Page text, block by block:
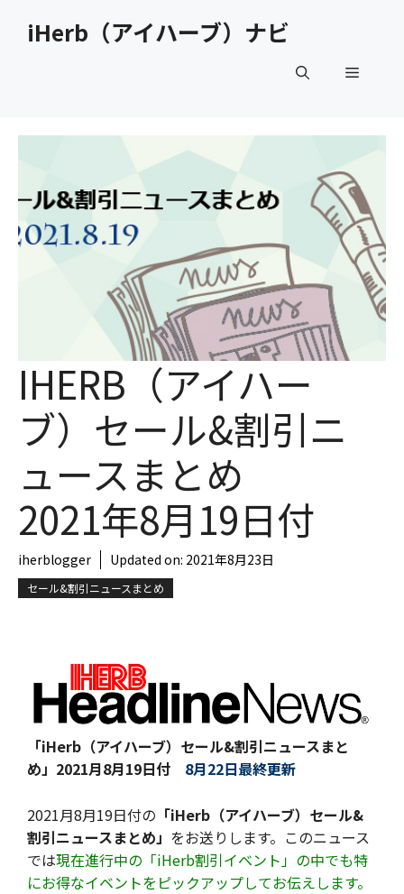
iHerb（アイハーブ）ナビ
メ
ー
IHERB（アイハー
ブ）セール&割引ニ
ュースまとめ
2021年8月19日付
iherblogger Updated on: 2021年8月23日
セール&割引ニュースまとめ
「iHerb（アイハーブ）セール&割引ニュースまと
め」 2021月8月19日付 8月22日最終更新
2021月8月19日付の 「iHerb（アイハーブ）セール&
割引ニュースまとめ」 をお送りします。このニュース
では現在進行中の「iHerb割引イベント」の中でも特
にお得なイベントをピックアップしてお伝えします。